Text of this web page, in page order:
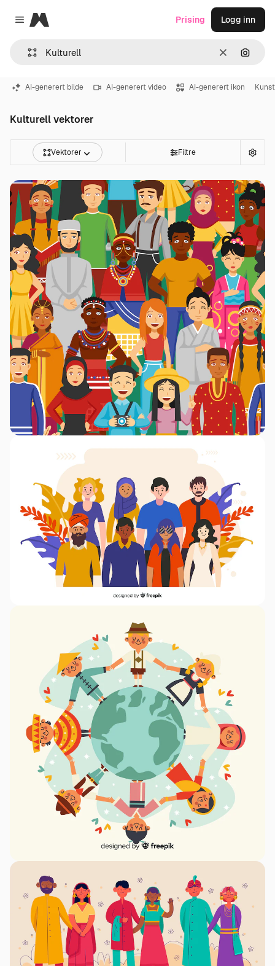
Close menu
Magnific
Slett Søk
Prising Logg inn
AI-generert bilde AI-generert video AI-generert ikon Kunst
Kulturell vektorer
Vektorer Filtre